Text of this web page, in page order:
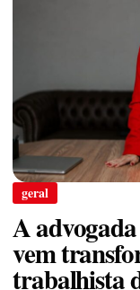
geral
A
vem
trabalhista